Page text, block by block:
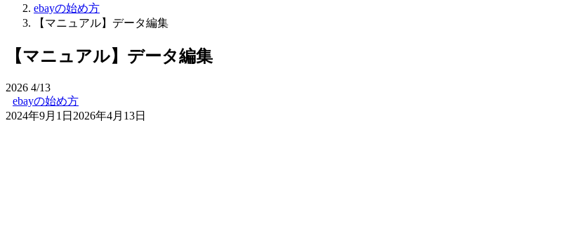
ebayの始め方
【マニュアル】データ編集
【マニュアル】データ編集
2026 4/13
ebayの始め方
2024年9月1日 2026年4月13日